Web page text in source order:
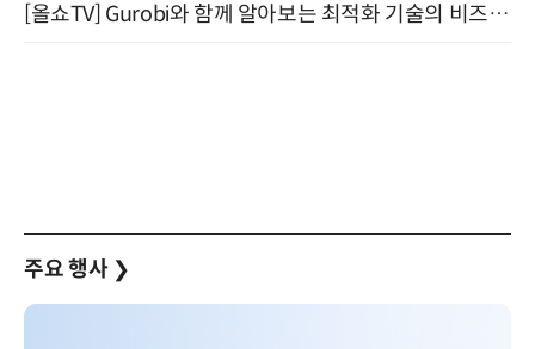
[올쇼TV] Gurobi와 함께 알아보는 최적화 기술의 비즈니스 활용 (8월 20일 생방송)
주요 행사 ❯